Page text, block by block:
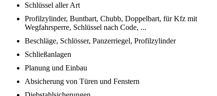
Schlüssel aller Art
Profilzylinder, Buntbart, Chubb, Doppelbart, für Kfz mit
Wegfahrsperre, Schlüssel nach Code, ...
Beschläge, Schlösser, Panzerriegel, Profilzylinder
Schließanlagen
Planung und Einbau
Absicherung von Türen und Fenstern